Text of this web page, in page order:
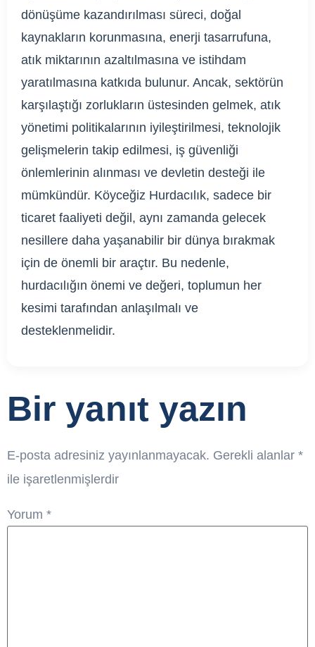
dönüşüme kazandırılması süreci, doğal
kaynakların korunmasına, enerji tasarrufuna,
atık miktarının azaltılmasına ve istihdam
yaratılmasına katkıda bulunur. Ancak, sektörün
karşılaştığı zorlukların üstesinden gelmek, atık
yönetimi politikalarının iyileştirilmesi, teknolojik
gelişmelerin takip edilmesi, iş güvenliği
önlemlerinin alınması ve devletin desteği ile
mümkündür. Köyceğiz Hurdacılık, sadece bir
ticaret faaliyeti değil, aynı zamanda gelecek
nesillere daha yaşanabilir bir dünya bırakmak
için de önemli bir araçtır. Bu nedenle,
hurdacılığın önemi ve değeri, toplumun her
kesimi tarafından anlaşılmalı ve
desteklenmelidir.
Bir yanıt yazın
E-posta adresiniz yayınlanmayacak. Gerekli alanlar *
ile işaretlenmişlerdir
Yorum *